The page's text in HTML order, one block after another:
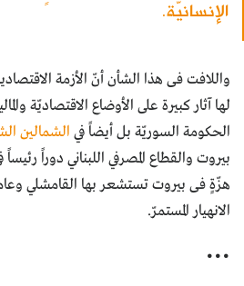
الإنسانيّة.
واللافت فى هذا الشأن أنّ الأزمة الاقتصادية
لها آثار كبيرة على الأوضاع الاقتصاديّة
الحكومة السوريّة بل أيضاً في الشمالين
بيروت والقطاع المصرفي اللبناني دوراً
هزّةٍ فى بيروت تستشعر بها القامشلي
الانهيار المستمرّ.
•••